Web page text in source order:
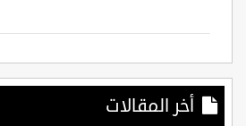
أخر المقالات